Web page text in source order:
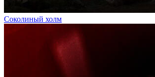
Соколиный холм